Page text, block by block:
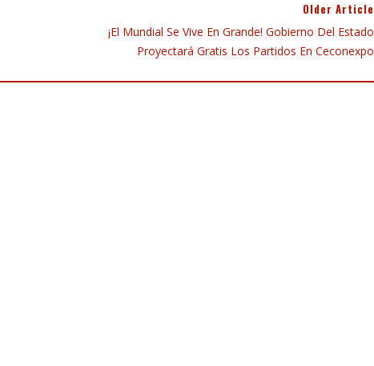
Older Article
¡El Mundial Se Vive En Grande! Gobierno Del Estado
Proyectará Gratis Los Partidos En Ceconexpo